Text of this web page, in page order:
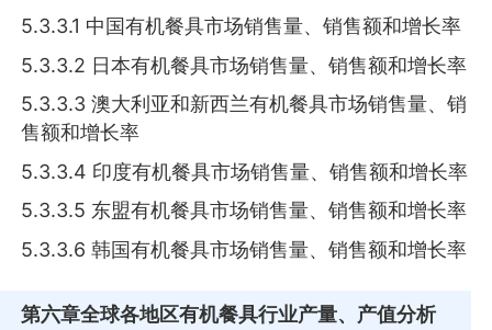
5.3.3.1 中国有机餐具市场销售量、销售额和增长率
5.3.3.2 日本有机餐具市场销售量、销售额和增长率
5.3.3.3 澳大利亚和新西兰有机餐具市场销售量、销
售额和增长率
5.3.3.4 印度有机餐具市场销售量、销售额和增长率
5.3.3.5 东盟有机餐具市场销售量、销售额和增长率
5.3.3.6 韩国有机餐具市场销售量、销售额和增长率
第六章全球各地区有机餐具行业产量、产值分析